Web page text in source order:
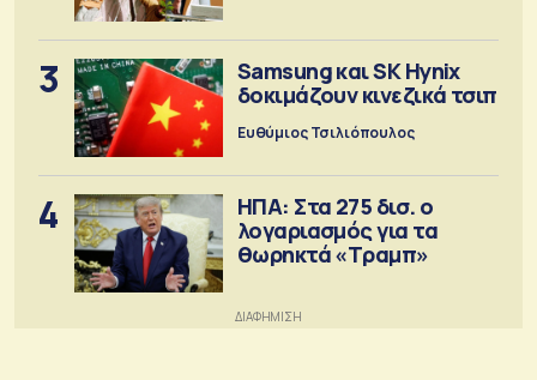
3
Samsung και SK Hynix
δοκιμάζουν κινεζικά τσιπ
Ευθύμιος Τσιλιόπουλος
4
ΗΠΑ: Στα 275 δισ. ο
λογαριασμός για τα
θωρηκτά «Τραμπ»